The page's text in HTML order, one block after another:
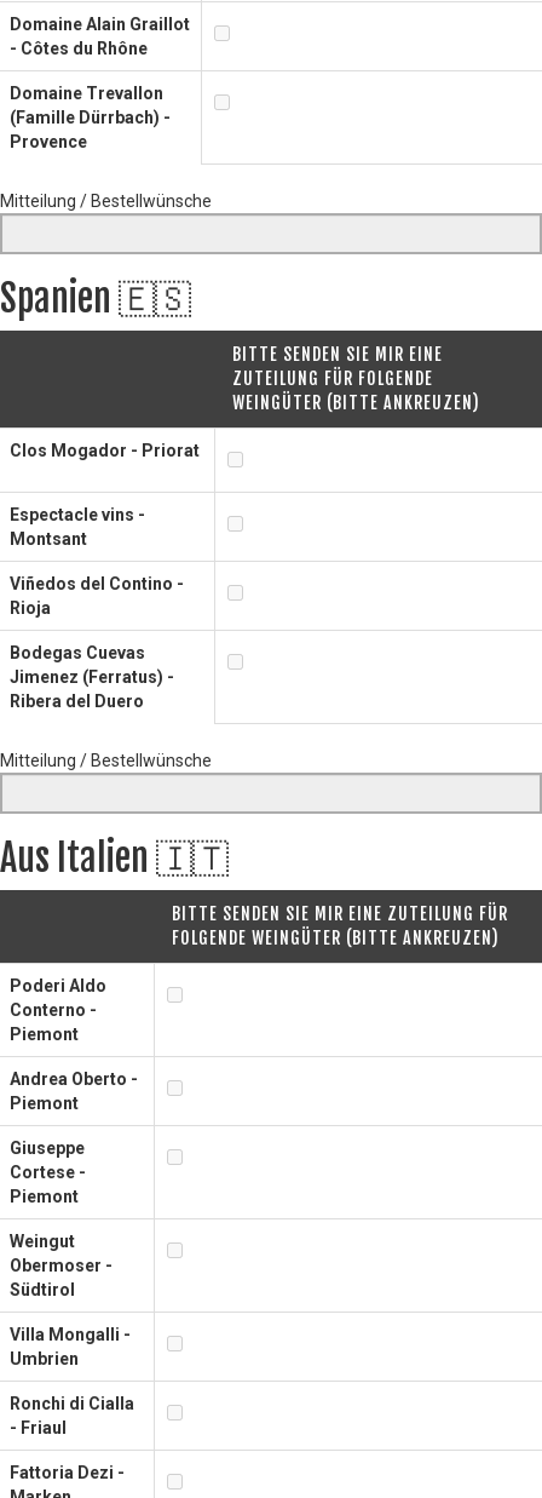
Domaine Alain Graillot
- Côtes du Rhône
Domaine Trevallon
(Famille Dürrbach) -
Provence
Mitteilung / Bestellwünsche
Spanien 🇪🇸
BITTE SENDEN SIE MIR EINE
ZUTEILUNG FÜR FOLGENDE
WEINGÜTER (BITTE ANKREUZEN)
Clos Mogador - Priorat
Espectacle vins -
Montsant
Viñedos del Contino -
Rioja
Bodegas Cuevas
Jimenez (Ferratus) -
Ribera del Duero
Mitteilung / Bestellwünsche
Aus Italien 🇮🇹
BITTE SENDEN SIE MIR EINE ZUTEILUNG FÜR
FOLGENDE WEINGÜTER (BITTE ANKREUZEN)
Poderi Aldo
Conterno -
Piemont
Andrea Oberto -
Piemont
Giuseppe
Cortese -
Piemont
Weingut
Obermoser -
Südtirol
Villa Mongalli -
Umbrien
Ronchi di Cialla
- Friaul
Fattoria Dezi -